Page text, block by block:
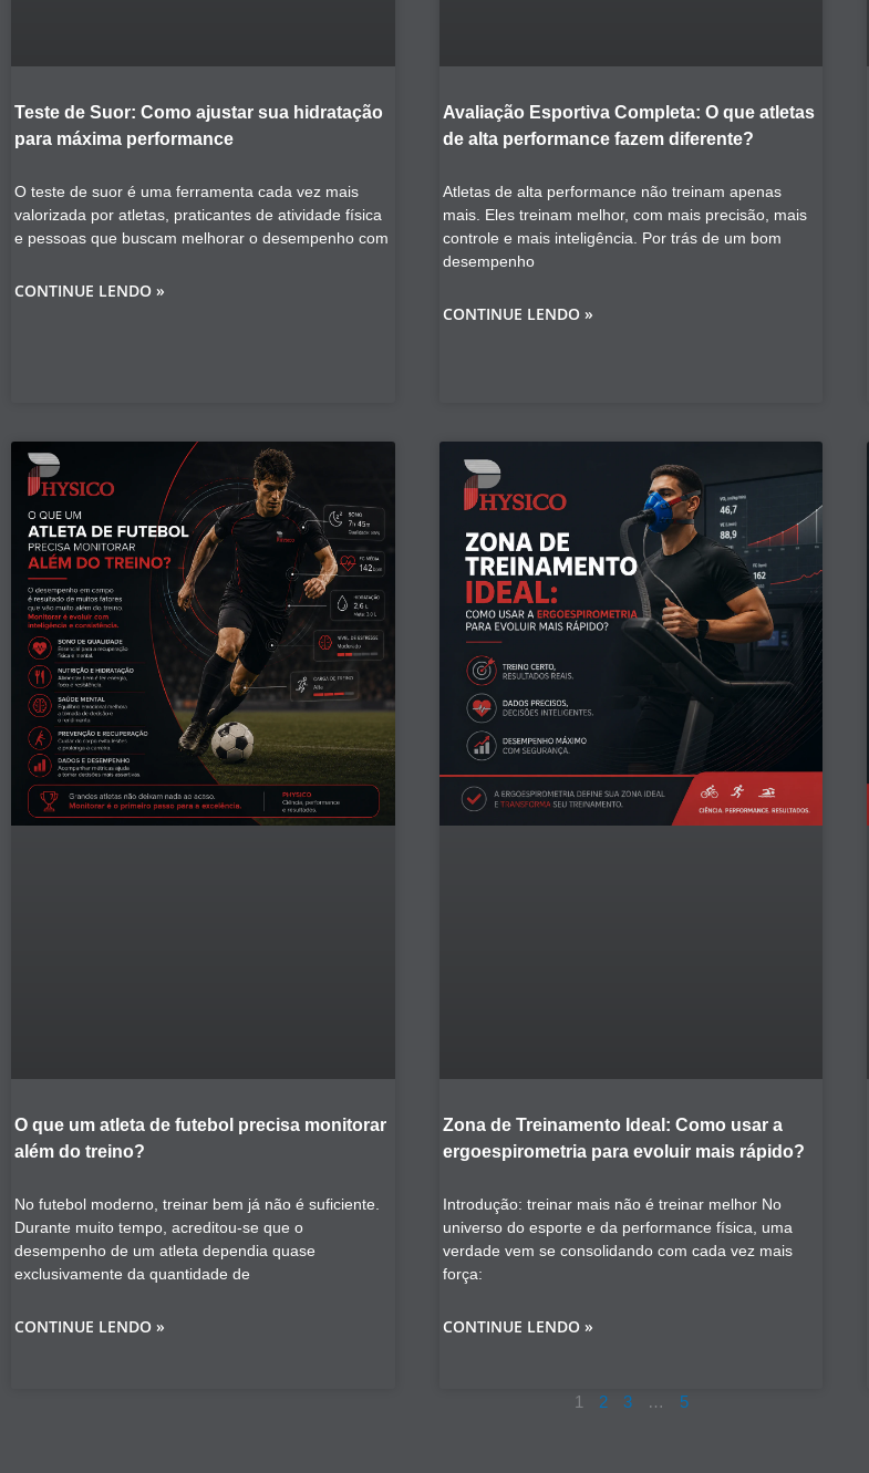
Teste de Suor: Como ajustar sua hidratação
para máxima performance
O teste de suor é uma ferramenta cada vez mais
valorizada por atletas, praticantes de atividade física
e pessoas que buscam melhorar o desempenho com
CONTINUE LENDO »
Avaliação Esportiva Completa: O que atletas
de alta performance fazem diferente?
Atletas de alta performance não treinam apenas
mais. Eles treinam melhor, com mais precisão, mais
controle e mais inteligência. Por trás de um bom
desempenho
CONTINUE LENDO »
O que um atleta de futebol precisa monitorar
além do treino?
No futebol moderno, treinar bem já não é suficiente.
Durante muito tempo, acreditou-se que o
desempenho de um atleta dependia quase
exclusivamente da quantidade de
CONTINUE LENDO »
Zona de Treinamento Ideal: Como usar a
ergoespirometria para evoluir mais rápido?
Introdução: treinar mais não é treinar melhor No
universo do esporte e da performance física, uma
verdade vem se consolidando com cada vez mais
força:
CONTINUE LENDO »
1 2 3 … 5